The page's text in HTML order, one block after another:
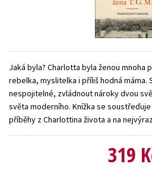
Zahraniční
Jaká byla? Charlotta byla ženou mnoha
rebelka, myslitelka i příliš hodná máma.
nespojitelné, zvládnout nároky dvou
světa moderního. Knížka se
příběhy z Charlottina života a na
319